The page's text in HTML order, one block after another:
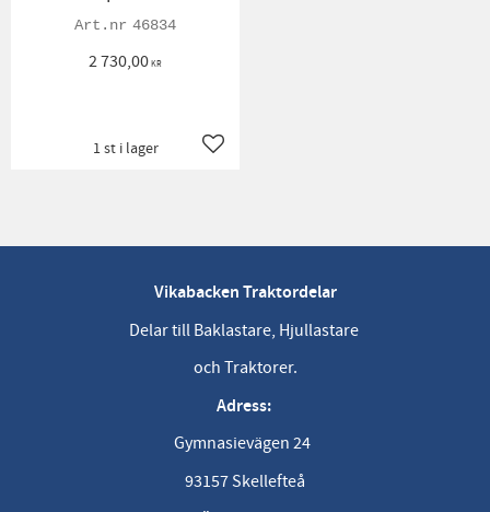
46834
2 730,00KR
Lägg till i favoriter
1 st i lager
Vikabacken Traktordelar
Delar till Baklastare, Hjullastare
och Traktorer.
Adress:
Gymnasievägen 24
93157 Skellefteå